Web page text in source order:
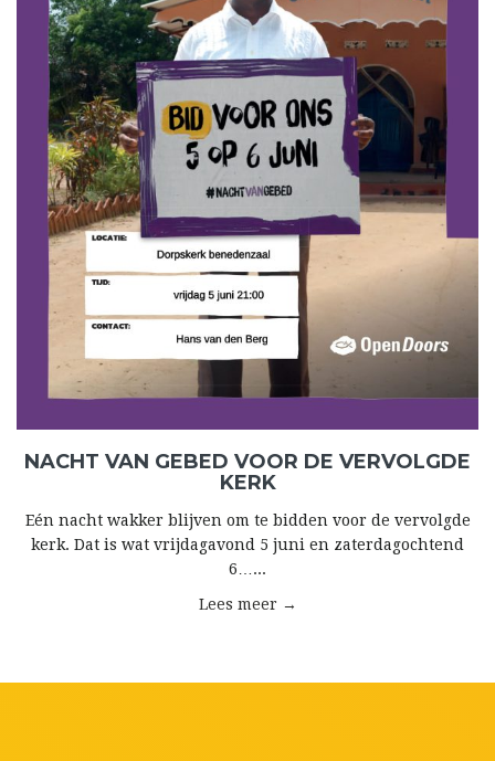
NACHT VAN GEBED VOOR DE VERVOLGDE
KERK
Eén nacht wakker blijven om te bidden voor de vervolgde
kerk. Dat is wat vrijdagavond 5 juni en zaterdagochtend
6…...
Lees meer →